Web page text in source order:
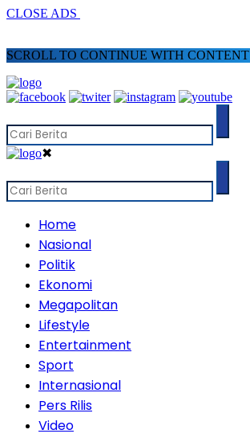
CLOSE ADS
SCROLL TO CONTINUE WITH CONTENT
✖
Home
Nasional
Politik
Ekonomi
Megapolitan
Lifestyle
Entertainment
Sport
Internasional
Pers Rilis
Video